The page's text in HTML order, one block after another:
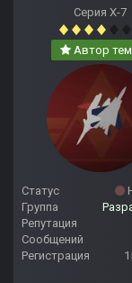
Серия Х-7
Автор
Статус
Группа
Репутация
Сообщений
Регистрация